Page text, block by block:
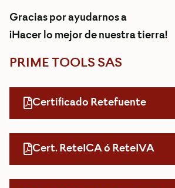
Gracias por ayudarnos a
¡Hacer lo mejor de nuestra tierra!
PRIME TOOLS SAS
Certificado Retefuente
Cert. ReteICA ó ReteIVA